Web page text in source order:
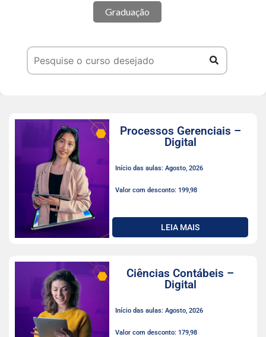
Graduação
Processos Gerenciais –
Digital
Início das aulas: Agosto, 2026
Valor com desconto: 199,98
LEIA MAIS
Ciências Contábeis –
Digital
Início das aulas: Agosto, 2026
Valor com desconto: 179,98